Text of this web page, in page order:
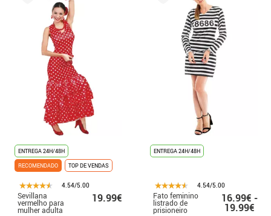
ENTREGA 24H/48H
RECOMENDADO
TOP DE VENDAS
4.54/5.00
Sevillana
vermelho para
mulher adulta
19.99€
ENTREGA 24H/48H
4.54/5.00
Fato feminino
listrado de
prisioneiro
16.99€ -
19.99€